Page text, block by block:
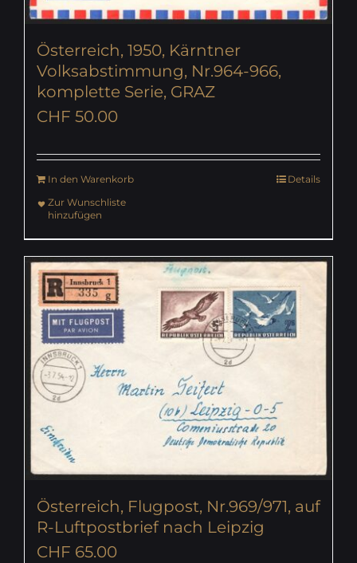
Österreich, 1950, Kärntner
Volksabstimmung, Nr.964-966,
komplette Serie, GRAZ
CHF 50.00
In den Warenkorb
Details
Zur Wunschliste
hinzufügen
Österreich, Flugpost, Nr.969/971, auf
R-Luftpostbrief nach Leipzig
CHF 65.00